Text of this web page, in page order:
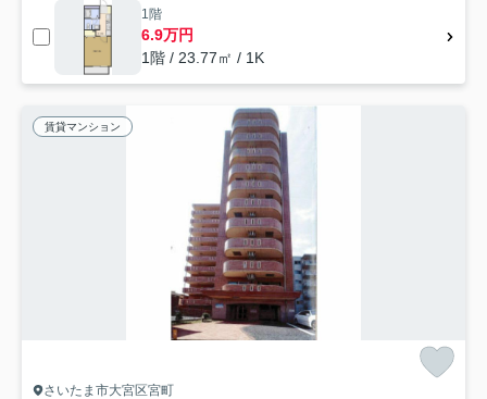
1階
6.9万円
1階 / 23.77㎡ / 1K
賃貸マンション
さいたま市大宮区宮町